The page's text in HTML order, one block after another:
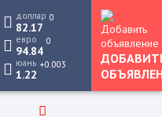
доллар
82.17
0
евро
94.84
0
юань
1.22
+0.003